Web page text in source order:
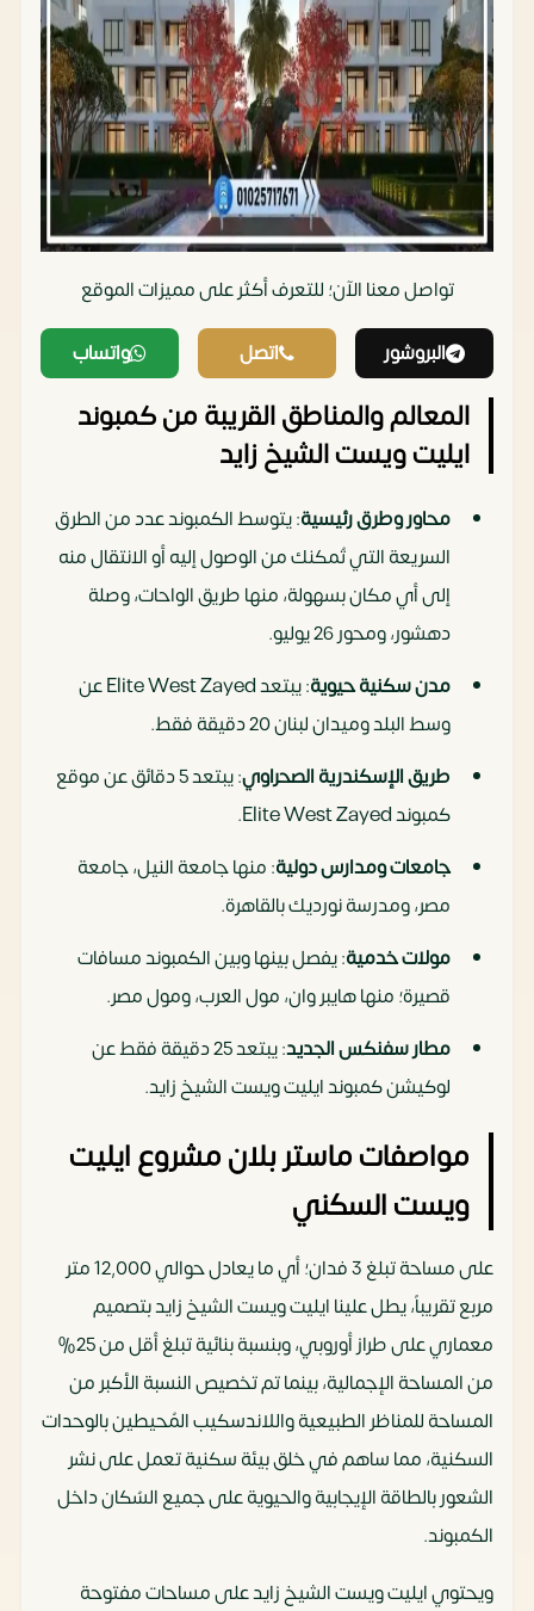
تواصل معنا الآن؛ للتعرف أكثر على مميزات الموقع‏
البروشور اتصل واتساب
المعالم والمناطق القريبة من كمبوند
ايليت ويست الشيخ زايد
محاور وطرق رئيسية: يتوسط الكمبوند عدد من الطرق
السريعة التي تُمكنك من الوصول إليه أو الانتقال منه
إلى أي مكان بسهولة، منها طريق الواحات، وصلة
دهشور، ومحور 26 يوليو.
مدن سكنية حيوية
: يبتعد Elite West Zayed عن
وسط البلد وميدان لبنان 20 دقيقة فقط.
طريق الإسكندرية الصحراوي
: يبتعد 5 دقائق عن موقع
كمبوند Elite West Zayed.
جامعات ومدارس دولية: منها جامعة النيل، جامعة
مصر، ومدرسة نورديك بالقاهرة.
مولات خدمية: يفصل بينها وبين الكمبوند مسافات
قصيرة؛ منها هايبر وان، مول العرب، ومول مصر.
مطار سفنكس الجديد
: يبتعد 25 دقيقة فقط عن
لوكيشن كمبوند ايليت ويست الشيخ زايد.
مواصفات ماستر بلان مشروع ايليت
ويست السكني
على مساحة تبلغ 3 فدان؛ أي ما يعادل حوالي 12,000 متر
مربع تقريباً، يطل علينا ايليت ويست الشيخ زايد بتصميم
معماري على طراز أوروبي، وبنسبة بنائية تبلغ أقل من 25%
من المساحة الإجمالية، بينما تم تخصيص النسبة الأكبر من
المساحة للمناظر الطبيعية واللاندسكيب المُحيطين بالوحدات
السكنية، مما ساهم في خلق بيئة سكنية تعمل على نشر
الشعور بالطاقة الإيجابية والحيوية على جميع السُكان داخل
الكمبوند.
ويحتوي ايليت ويست الشيخ زايد على مساحات مفتوحة